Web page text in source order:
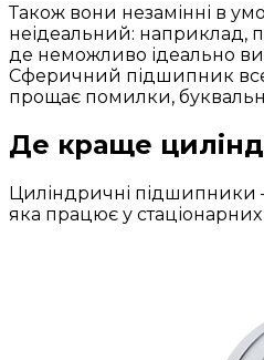
Також вони незамінні в
неідеальний: наприклад,
де неможливо ідеально
Сферичний підшипник
прощає помилки,
Де краще
Циліндричні підшипники
яка працює у